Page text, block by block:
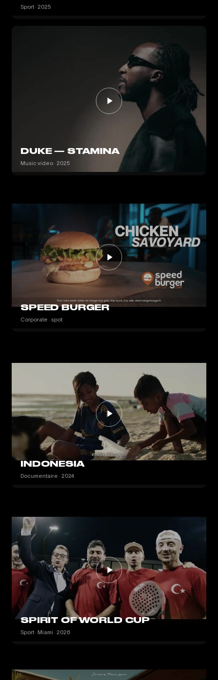
Sport · 2025
DUKE — STAMINA
Music video · 2025
SPEED BURGER
Corporate · spot
INDONESIA
Documentaire · 2024
SPIRIT OF WORLD CUP
Sport · Miami · 2026